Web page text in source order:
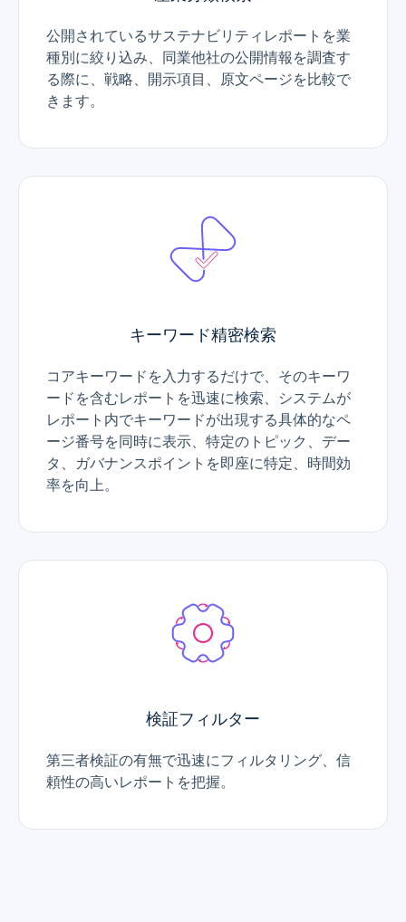
公開されているサステナビリティレポートを業
種別に絞り込み、同業他社の公開情報を調査す
る際に、戦略、開示項目、原文ページを比較で
きます。
キーワード精密検索
コアキーワードを入力するだけで、そのキーワ
ードを含むレポートを迅速に検索、システムが
レポート内でキーワードが出現する具体的なペ
ージ番号を同時に表示、特定のトピック、デー
タ、ガバナンスポイントを即座に特定、時間効
率を向上。
検証フィルター
第三者検証の有無で迅速にフィルタリング、信
頼性の高いレポートを把握。